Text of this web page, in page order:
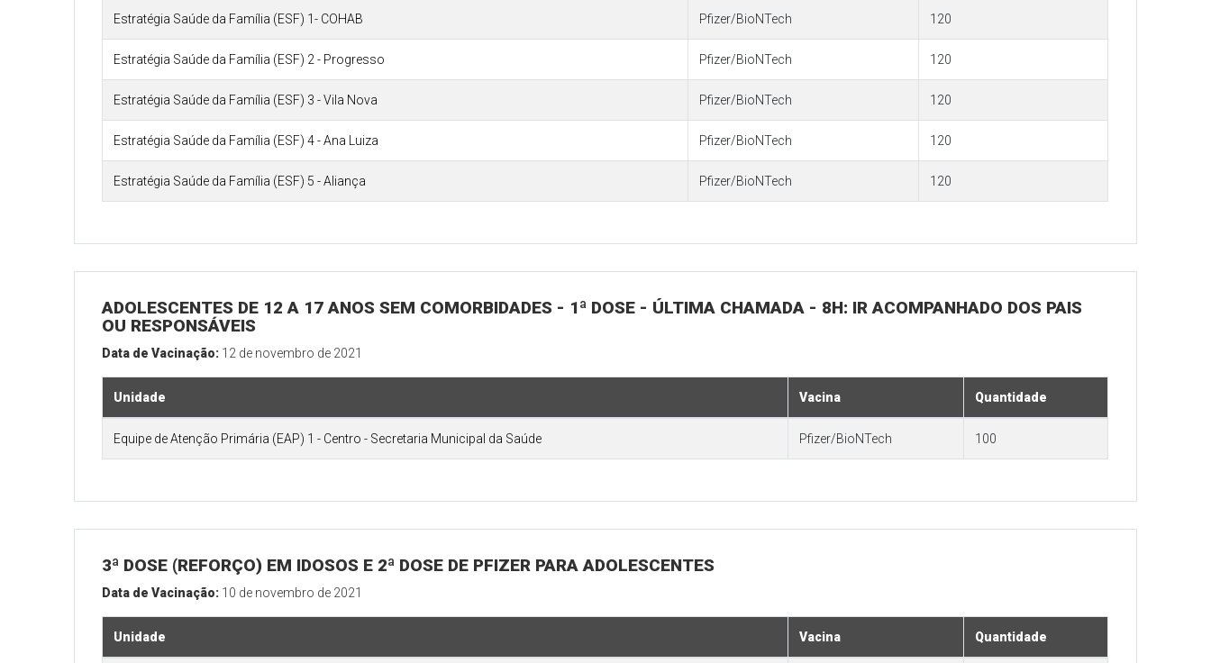
Estratégia Saúde da Família (ESF) 1- COHAB Pfizer/BioNTech 120
Estratégia Saúde da Família (ESF) 2 - Progresso Pfizer/BioNTech 120
Estratégia Saúde da Família (ESF) 3 - Vila Nova Pfizer/BioNTech 120
Estratégia Saúde da Família (ESF) 4 - Ana Luiza Pfizer/BioNTech 120
Estratégia Saúde da Família (ESF) 5 - Aliança Pfizer/BioNTech 120
ADOLESCENTES DE 12 A 17 ANOS SEM COMORBIDADES - 1ª DOSE - ÚLTIMA CHAMADA - 8H: IR ACOMPANHADO DOS PAIS
OU RESPONSÁVEIS
Data de Vacinação: 12 de novembro de 2021
Unidade Vacina Quantidade
Equipe de Atenção Primária (EAP) 1 - Centro - Secretaria Municipal da Saúde Pfizer/BioNTech 100
3ª DOSE (REFORÇO) EM IDOSOS E 2ª DOSE DE PFIZER PARA ADOLESCENTES
Data de Vacinação: 10 de novembro de 2021
Unidade Vacina Quantidade